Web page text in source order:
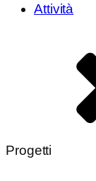
Attività
Progetti